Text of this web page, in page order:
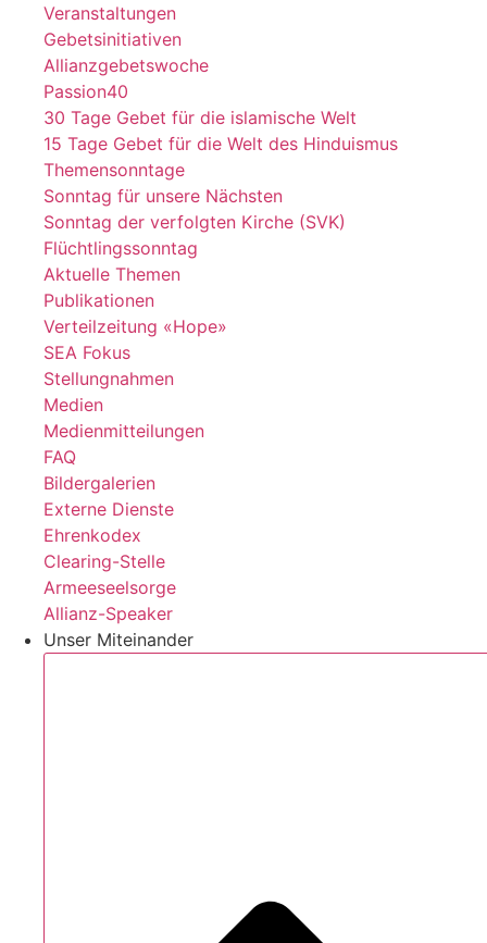
Veranstaltungen
Gebetsinitiativen
Allianzgebetswoche
Passion40
30 Tage Gebet für die islamische Welt
15 Tage Gebet für die Welt des Hinduismus
Themensonntage
Sonntag für unsere Nächsten
Sonntag der verfolgten Kirche (SVK)
Flüchtlingssonntag
Aktuelle Themen
Publikationen
Verteilzeitung «Hope»
SEA Fokus
Stellungnahmen
Medien
Medienmitteilungen
FAQ
Bildergalerien
Externe Dienste
Ehrenkodex
Clearing-Stelle
Armeeseelsorge
Allianz-Speaker
Unser Miteinander